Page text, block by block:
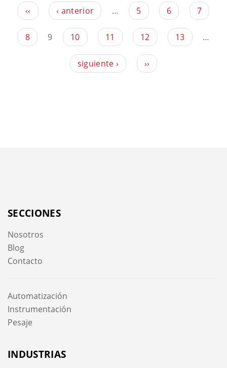
‹‹ ‹ anterior … 5 6 7
8 9 10 11 12 13 …
siguiente › ››
SECCIONES
Nosotros
Blog
Contacto
Automatización
Instrumentación
Pesaje
INDUSTRIAS